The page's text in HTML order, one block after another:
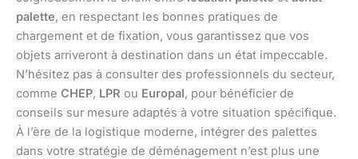
palette, en respectant les bonnes pratiques de
chargement et de fixation, vous garantissez que vos
objets arriveront à destination dans un état impeccable.
N’hésitez pas à consulter des professionnels du secteur,
comme CHEP, LPR ou Europal, pour bénéficier de
conseils sur mesure adaptés à votre situation spécifique.
À l’ère de la logistique moderne, intégrer des palettes
dans votre stratégie de déménagement n’est plus une